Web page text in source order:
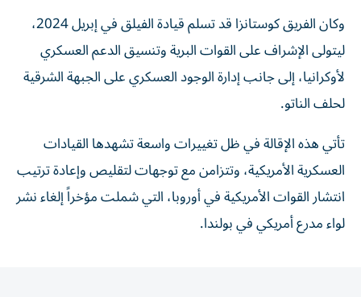
وكان الفريق كوستانزا قد تسلم قيادة الفيلق في إبريل 2024،
ليتولى الإشراف على القوات البرية وتنسيق الدعم العسكري
لأوكرانيا، إلى جانب إدارة الوجود العسكري على الجبهة الشرقية
لحلف الناتو.
تأتي هذه الإقالة في ظل تغييرات واسعة تشهدها القيادات
العسكرية الأمريكية، وتتزامن مع توجهات لتقليص وإعادة ترتيب
انتشار القوات الأمريكية في أوروبا، التي شملت مؤخراً إلغاء نشر
لواء مدرع أمريكي في بولندا.